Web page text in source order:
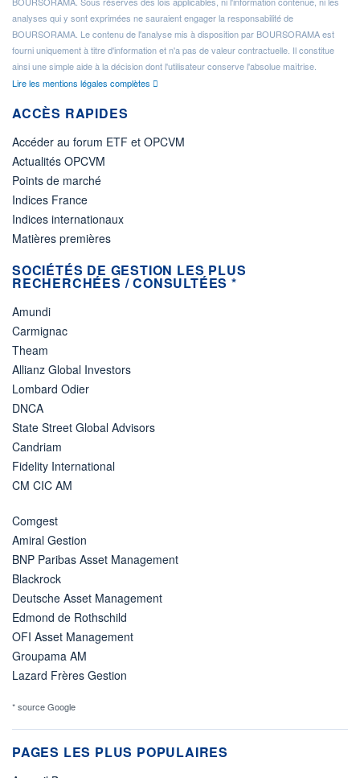
analyses qui y sont exprimées ne sauraient engager la responsabilité de
BOURSORAMA. Le contenu de l'analyse mis à disposition par BOURSORAMA est
fourni uniquement à titre d'information et n'a pas de valeur contractuelle. Il constitue
ainsi une simple aide à la décision dont l'utilisateur conserve l'absolue maîtrise.
Lire les mentions légales complètes
ACCÈS RAPIDES
Accéder au forum ETF et OPCVM
Actualités OPCVM
Points de marché
Indices France
Indices internationaux
Matières premières
SOCIÉTÉS DE GESTION LES PLUS
RECHERCHÉES / CONSULTÉES *
Amundi
Carmignac
Theam
Allianz Global Investors
Lombard Odier
DNCA
State Street Global Advisors
Candriam
Fidelity International
CM CIC AM
Comgest
Amiral Gestion
BNP Paribas Asset Management
Blackrock
Deutsche Asset Management
Edmond de Rothschild
OFI Asset Management
Groupama AM
Lazard Frères Gestion
* source Google
PAGES LES PLUS POPULAIRES